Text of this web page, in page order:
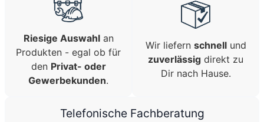
Riesige Auswahlan
Produkten - egal ob für
den Privat- oder
Gewerbekunden.
Wir liefern schnellund
zuverlässig direkt zu
Dir nach Hause.
Telefonische Fachberatung